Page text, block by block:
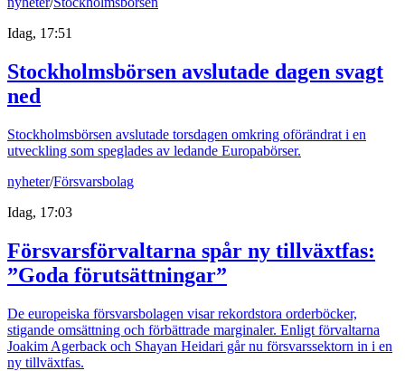
Idag, 17:51
Stockholmsbörsen avslutade dagen svagt
ned
Stockholmsbörsen avslutade torsdagen omkring oförändrat i en
utveckling som speglades av ledande Europabörser.
nyheter/Försvarsbolag
Idag, 17:03
Försvarsförvaltarna spår ny tillväxtfas:
”Goda förutsättningar”
De europeiska försvarsbolagen visar rekordstora orderböcker,
stigande omsättning och förbättrade marginaler. Enligt förvaltarna
Joakim Agerback och Shayan Heidari går nu försvarssektorn in i en
ny tillväxtfas.